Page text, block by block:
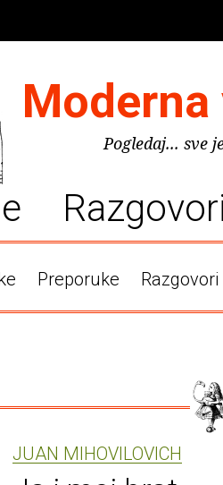
Pogledaj... sve
Razgovori
Preporuke Razgovori
JUAN MIHOVILOVICH